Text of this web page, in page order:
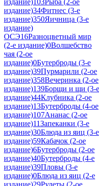
издание)34Фитнес (3-е
издание)350Яичница (3-е
издание)
ОСЭ16Разноцветный мир
(2-е издание)0Волшебство
чая (2-ое
издание)0Бутерброды (3-е
издание)39Пурмарили (2-ое
издание)358Вечеринка (2-ое
издание)139Борщи и щи (3-е
издание)44Клубника (2-ое
издание)13Бутерброды (4-ое
издание)107Ананас (2-ое
издание)11Запеканки (3-е
издание)30Блюда из яиц (3-е
издание)59Кабачок (2-ое
издание)6Бутерброды (2-ое
издание)40Бутерброды (4-е
издание)39Пловы (3-е
издание)0Блюда из яиц (2-е
издание)29Рулеты (2-ое